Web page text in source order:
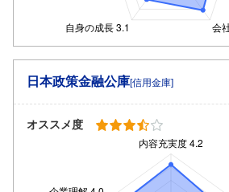
日本政策金融公庫[信用金庫]
オススメ度